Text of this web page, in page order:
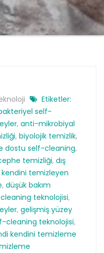
Etiketler:
self-
, anti-mikrobiyal
, biyolojik temizlik,
dostu self-cleaning,
temizliği, dış
temizleyen
, düşük bakım
teknolojisi,
, gelişmiş yüzey
cleaning teknolojisi,
kendini temizleme